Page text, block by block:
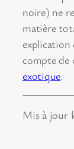
noire) ne
matière
explication
compte de
exotique.
Mis à jour